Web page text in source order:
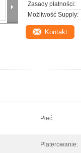
Zasady płatności:
Możliwość Supply:
Kontakt
Płeć:
Platerowanie: